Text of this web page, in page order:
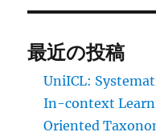
最近の投稿
UniICL:
In-context
Oriented